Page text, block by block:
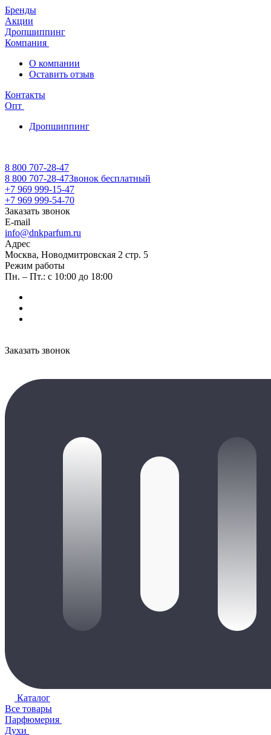
Бренды
Акции
Дропшиппинг
Компания
О компании
Оставить отзыв
Контакты
Опт
Дропшиппинг
8 800 707-28-47
8 800 707-28-47Звонок бесплатный
+7 969 999-15-47
+7 969 999-54-70
Заказать звонок
E-mail
info@dnkparfum.ru
Адрес
Москва, Новодмитровская 2 стр. 5
Режим работы
Пн. – Пт.: с 10:00 до 18:00
Заказать звонок
Каталог
Все товары
Парфюмерия
Духи